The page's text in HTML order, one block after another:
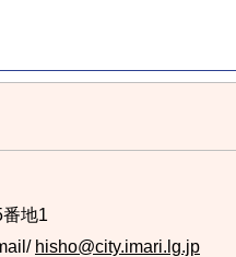
地1
hisho@city.imari.lg.jp